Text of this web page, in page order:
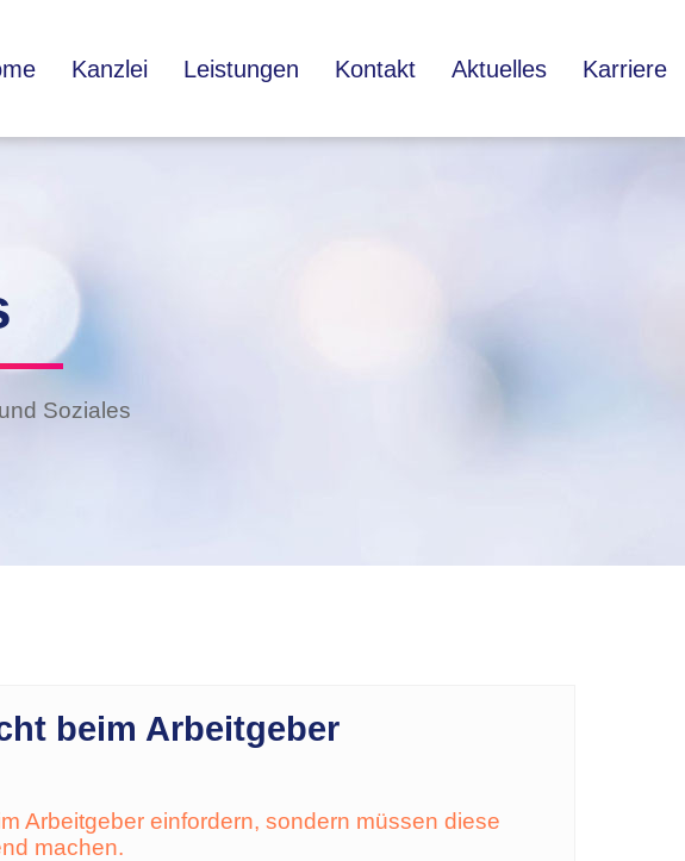
Kanzlei Leistungen Kontakt Aktuelles Karriere
Soziales
beim Arbeitgeber
Arbeitgeber einfordern, sondern müssen diese
machen.